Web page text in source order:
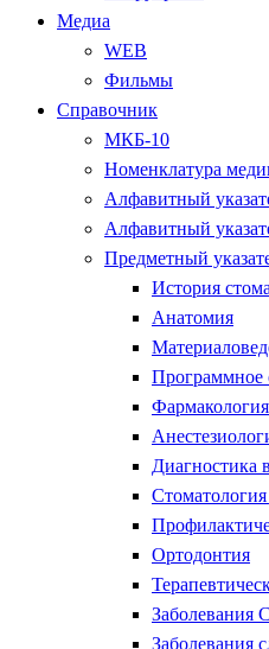
Медиа
WEB
Фильмы
Справочник
МКБ-10
Номенклатура
Алфавитный
Алфавитный
Предметный
История
Анатомия
Программное
Диагностика
Стоматология
Ортодонтия
Заболевания
Заболевания